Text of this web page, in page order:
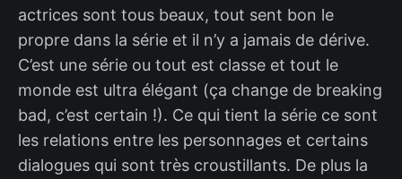
actrices sont tous beaux, tout sent bon le
propre dans la série et il n’y a jamais de dérive.
C’est une série ou tout est classe et tout le
monde est ultra élégant (ça change de breaking
bad, c’est certain !). Ce qui tient la série ce sont
les relations entre les personnages et certains
dialogues qui sont très croustillants. De plus la